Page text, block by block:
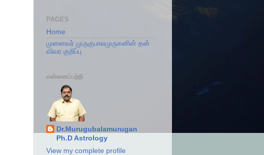
PAGES
Home
முனைவர் முருகுபாலமுருகனின் தன்
விவர குறிப்பு
என்னைப்பற்றி
Dr.Murugubalamurugan
Ph.D Astrology
View my complete profile